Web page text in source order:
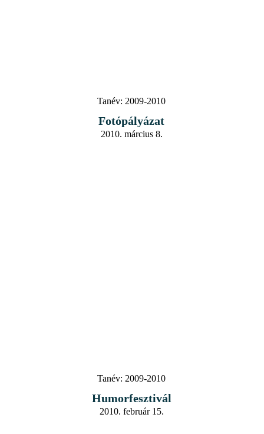
Tanév: 2009-2010
Fotópályázat
2010. március 8.
Tanév: 2009-2010
Humorfesztivál
2010. február 15.